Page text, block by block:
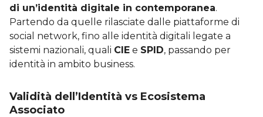
di un’identità digitale in contemporanea.
Partendo da quelle rilasciate dalle piattaforme di
social network, fino alle identità digitali legate a
sistemi nazionali, quali CIE e SPID, passando per
identità in ambito business.
Validità dell’Identità vs Ecosistema
Associato